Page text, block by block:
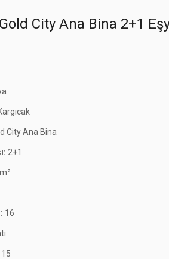
City Ana Bina 2+1
City Ana Bina
2+1
16
15